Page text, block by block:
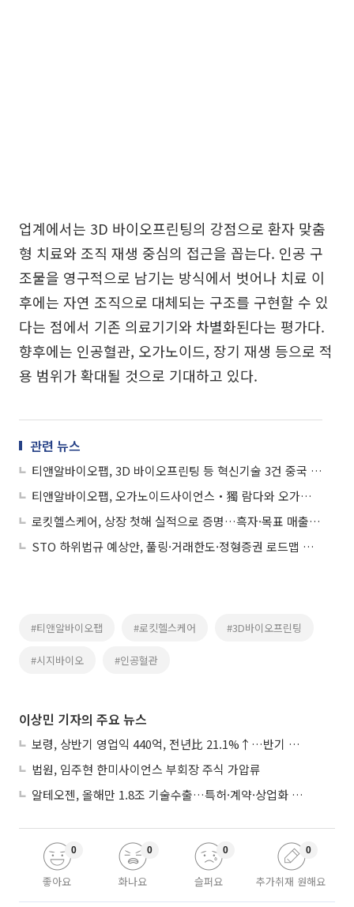
업계에서는 3D 바이오프린팅의 강점으로 환자 맞춤
형 치료와 조직 재생 중심의 접근을 꼽는다. 인공 구
조물을 영구적으로 남기는 방식에서 벗어나 치료 이
후에는 자연 조직으로 대체되는 구조를 구현할 수 있
다는 점에서 기존 의료기기와 차별화된다는 평가다.
향후에는 인공혈관, 오가노이드, 장기 재생 등으로 적
용 범위가 확대될 것으로 기대하고 있다.
관련 뉴스
티앤알바이오팹, 3D 바이오프린팅 등 혁신기술 3건 중국 특허 취득
티앤알바이오팹, 오가노이드사이언스‧獨 람다와 오가노이드 상용화 MOU 체결
로킷헬스케어, 상장 첫해 실적으로 증명…흑자·목표 매출 달성 ‘눈앞’
STO 하위법규 예상안, 풀링·거래한도·정형증권 로드맵 제시
#티앤알바이오팹 #로킷헬스케어 #3D바이오프린팅
#시지바이오 #인공혈관
이상민 기자의 주요 뉴스
보령, 상반기 영업익 440억, 전년比 21.1%↑…반기 역대 최대
법원, 임주현 한미사이언스 부회장 주식 가압류
알테오젠, 올해만 1.8조 기술수출…특허·계약·상업화 ‘삼박자’
좋아요
0
화나요
0
슬퍼요
0
추가취재 원해요
0